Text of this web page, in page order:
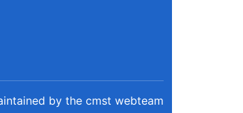
by the cmst webteam